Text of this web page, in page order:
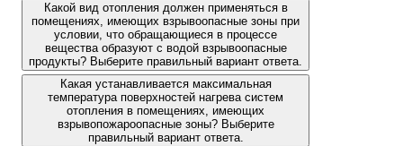
Какой вид отопления должен применяться в
помещениях, имеющих взрывоопасные зоны при
условии, что обращающиеся в процессе
вещества образуют с водой взрывоопасные
продукты? Выберите правильный вариант ответа.
Какая устанавливается максимальная
температура поверхностей нагрева систем
отопления в помещениях, имеющих
взрывопожароопасные зоны? Выберите
правильный вариант ответа.